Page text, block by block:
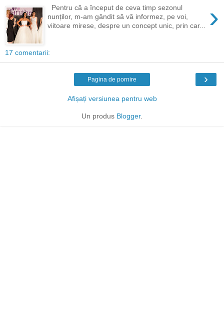
›
Pentru că a început de ceva timp sezonul
nunților, m-am gândit să vă informez, pe voi,
viitoare mirese, despre un concept unic, prin car...
17 comentarii:
›
Pagina de pornire
Afișați versiunea pentru web
Un produs Blogger.